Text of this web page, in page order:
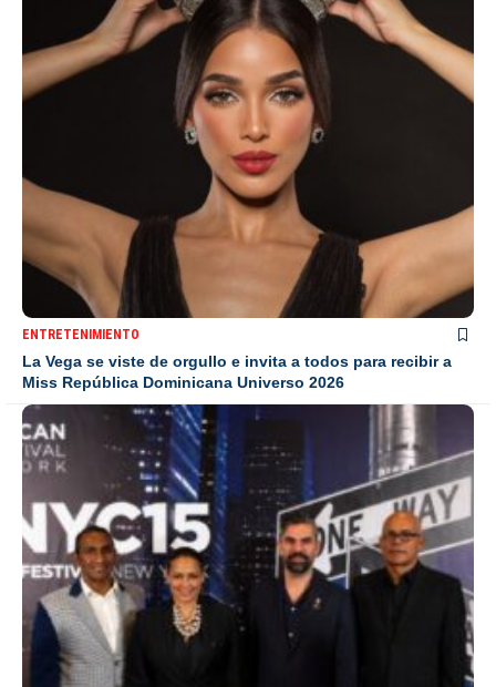
ENTRETENIMIENTO
La Vega se viste de orgullo e invita a todos para recibir a
Miss República Dominicana Universo 2026